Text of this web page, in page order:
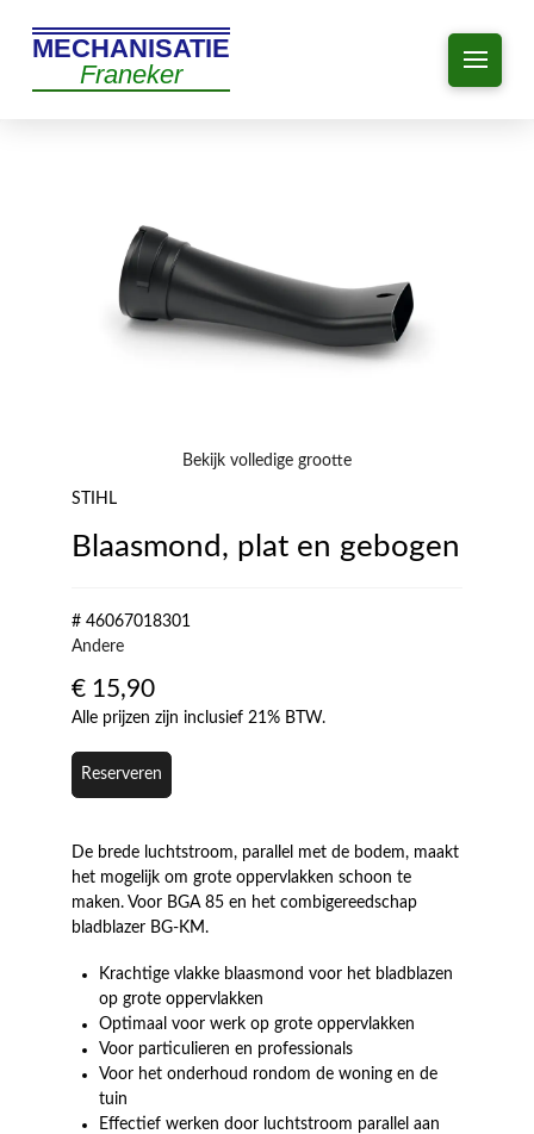
MECHANISATIE
Franeker
Bekijk volledige grootte
STIHL
Blaasmond, plat en gebogen
# 46067018301
Andere
€ 15,90
Alle prijzen zijn inclusief 21% BTW.
Reserveren
De brede luchtstroom, parallel met de bodem, maakt
het mogelijk om grote oppervlakken schoon te
maken. Voor BGA 85 en het combigereedschap
bladblazer BG-KM.
Krachtige vlakke blaasmond voor het bladblazen
op grote oppervlakken
Optimaal voor werk op grote oppervlakken
Voor particulieren en professionals
Voor het onderhoud rondom de woning en de
tuin
Effectief werken door luchtstroom parallel aan